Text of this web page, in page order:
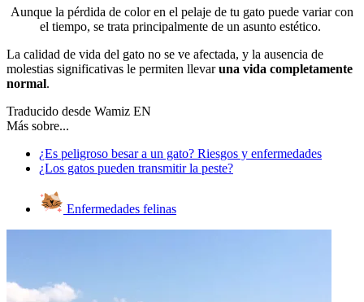
Aunque la pérdida de color en el pelaje de tu gato puede variar con
el tiempo, se trata principalmente de un asunto estético.
La calidad de vida del gato no se ve afectada, y la ausencia de
molestias significativas le permiten llevaruna vida completamente
normal.
Traducido desde Wamiz EN
Más sobre...
¿Es peligroso besar a un gato? Riesgos y enfermedades
¿Los gatos pueden transmitir la peste?
Enfermedades felinas